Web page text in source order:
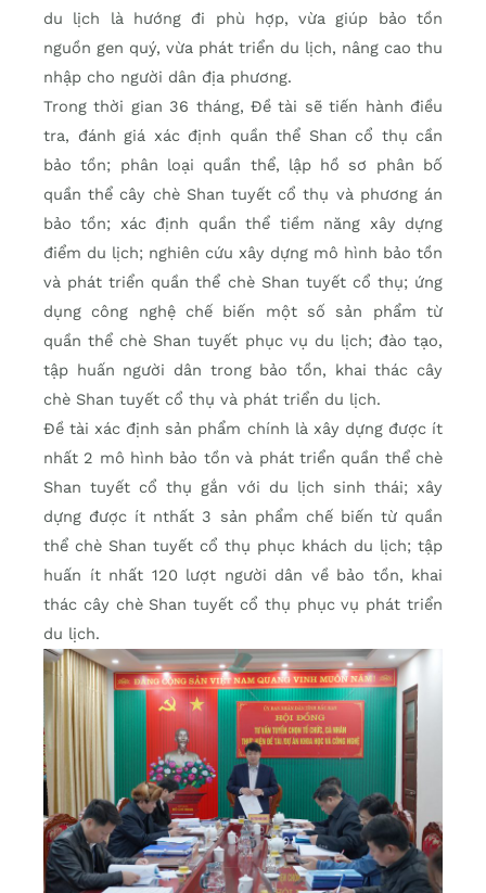
du lịch là hướng đi phù hợp, vừa giúp bảo tồn
nguồn gen quý, vừa phát triển du lịch, nâng cao thu
nhập cho người dân địa phương.
Trong thời gian 36 tháng, Đề tài sẽ tiến hành điều
tra, đánh giá xác định quần thể Shan cổ thụ cần
bảo tồn; phân loại quần thể, lập hồ sơ phân bố
quần thể cây chè Shan tuyết cổ thụ và phương án
bảo tồn; xác định quần thể tiềm năng xây dựng
điểm du lịch; nghiên cứu xây dựng mô hình bảo tồn
và phát triển quần thể chè Shan tuyết cổ thụ; ứng
dụng công nghệ chế biến một số sản phẩm từ
quần thể chè Shan tuyết phục vụ du lịch; đào tạo,
tập huấn người dân trong bảo tồn, khai thác cây
chè Shan tuyết cổ thụ và phát triển du lịch.
Đề tài xác định sản phẩm chính là xây dựng được ít
nhất 2 mô hình bảo tồn và phát triển quần thể chè
Shan tuyết cổ thụ gắn với du lịch sinh thái; xây
dựng được ít nthất 3 sản phẩm chế biến từ quần
thể chè Shan tuyết cổ thụ phục khách du lịch; tập
huấn ít nhất 120 lượt người dân về bảo tồn, khai
thác cây chè Shan tuyết cổ thụ phục vụ phát triển
du lịch.